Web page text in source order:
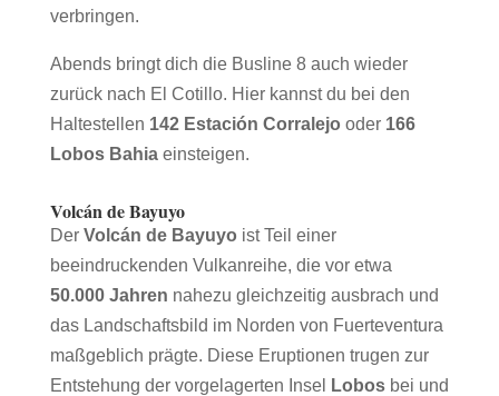
verbringen.
Abends bringt dich die Busline 8 auch wieder
zurück nach El Cotillo. Hier kannst du bei den
Haltestellen 142 Estación Corralejo oder 166
Lobos Bahiaeinsteigen.
Volcán de Bayuyo
Der Volcán de Bayuyo ist Teil einer
beeindruckenden Vulkanreihe, die vor etwa
50.000 Jahren nahezu gleichzeitig ausbrach und
das Landschaftsbild im Norden von Fuerteventura
maßgeblich prägte. Diese Eruptionen trugen zur
Entstehung der vorgelagerten Insel
Lobosbei und